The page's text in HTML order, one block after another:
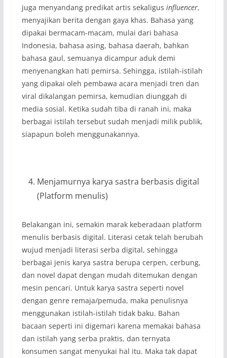
juga menyandang predikat artis sekaligus influencer,
menyajikan berita dengan gaya khas. Bahasa yang
dipakai bermacam-macam, mulai dari bahasa
Indonesia, bahasa asing, bahasa daerah, bahkan
bahasa gaul, semuanya dicampur aduk demi
menyenangkan hati pemirsa. Sehingga, istilah-istilah
yang dipakai oleh pembawa acara menjadi tren dan
viral dikalangan pemirsa, kemudian diunggah di
media sosial. Ketika sudah tiba di ranah ini, maka
berbagai istilah tersebut sudah menjadi milik publik,
siapapun boleh menggunakannya.
Menjamurnya karya sastra berbasis digital
(Platform menulis)
Belakangan ini, semakin marak keberadaan platform
menulis berbasis digital. Literasi cetak telah berubah
wujud menjadi literasi serba digital, sehingga
berbagai jenis karya sastra berupa cerpen, cerbung,
dan novel dapat dengan mudah ditemukan dengan
mesin pencari. Untuk karya sastra seperti novel
dengan genre remaja/pemuda, maka penulisnya
menggunakan istilah-istilah tidak baku. Bahan
bacaan seperti ini digemari karena memakai bahasa
dan istilah yang serba praktis, dan ternyata
konsumen sangat menyukai hal itu. Maka tak dapat